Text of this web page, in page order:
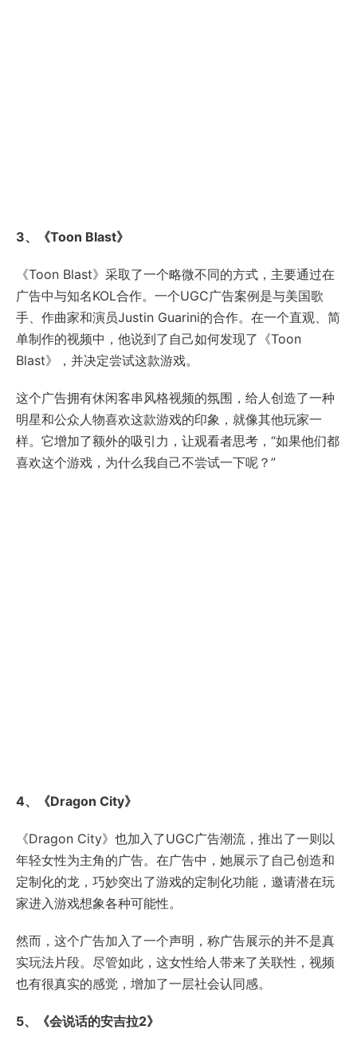
3、《Toon Blast》
《Toon Blast》采取了一个略微不同的方式，主要通过在
广告中与知名KOL合作。一个UGC广告案例是与美国歌
手、作曲家和演员Justin Guarini的合作。在一个直观、简
单制作的视频中，他说到了自己如何发现了《Toon
Blast》，并决定尝试这款游戏。
这个广告拥有休闲客串风格视频的氛围，给人创造了一种
明星和公众人物喜欢这款游戏的印象，就像其他玩家一
样。它增加了额外的吸引力，让观看者思考，“如果他们都
喜欢这个游戏，为什么我自己不尝试一下呢？”
4、《Dragon City》
《Dragon City》也加入了UGC广告潮流，推出了一则以
年轻女性为主角的广告。在广告中，她展示了自己创造和
定制化的龙，巧妙突出了游戏的定制化功能，邀请潜在玩
家进入游戏想象各种可能性。
然而，这个广告加入了一个声明，称广告展示的并不是真
实玩法片段。尽管如此，这女性给人带来了关联性，视频
也有很真实的感觉，增加了一层社会认同感。
5、《会说话的安吉拉2》